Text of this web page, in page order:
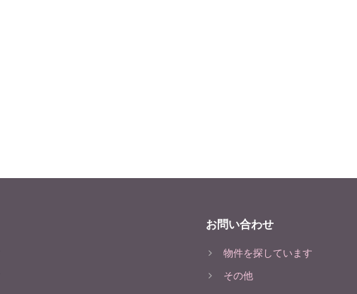
お問い合わせ
物件を探しています
その他